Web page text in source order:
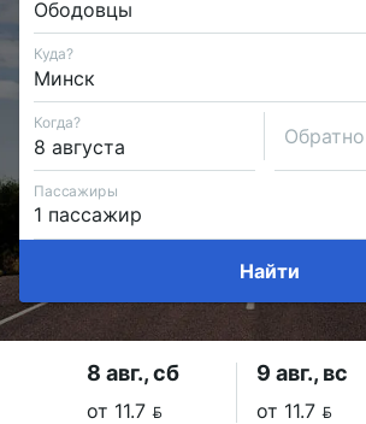
Куда?
Когда?
Обратно
Пассажиры
Найти
8 авг., сб
от 11.7 
9 авг., вс
от 11.7 